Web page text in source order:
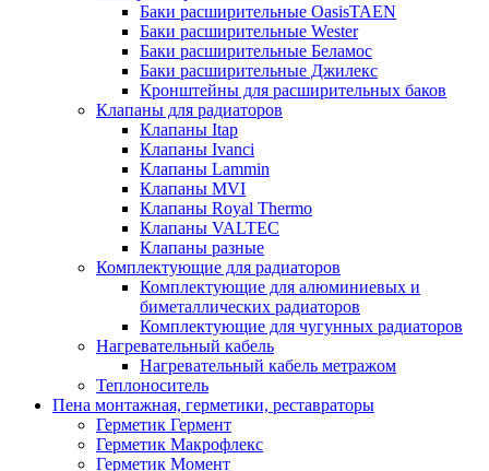
Баки расширительные OasisTAEN
Баки расширительные Wester
Баки расширительные Беламос
Баки расширительные Джилекс
Кронштейны для расширительных баков
Клапаны для радиаторов
Клапаны Itap
Клапаны Ivanci
Клапаны Lammin
Клапаны MVI
Клапаны Royal Thermo
Клапаны VALTEC
Клапаны разные
Комплектующие для радиаторов
Комплектующие для алюминиевых и
биметаллических радиаторов
Комплектующие для чугунных радиаторов
Нагревательный кабель
Нагревательный кабель метражом
Теплоноситель
Пена монтажная, герметики, реставраторы
Герметик Гермент
Герметик Макрофлекс
Герметик Момент